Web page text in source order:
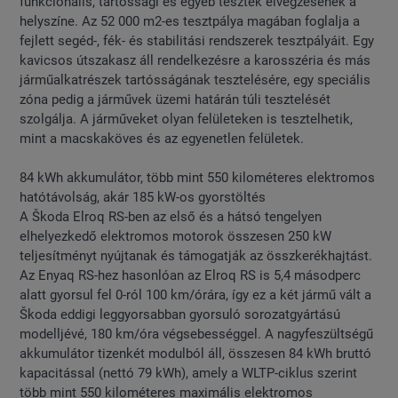
helyszíne. Az 52 000 m2-es tesztpálya magában foglalja a
fejlett segéd-, fék- és stabilitási rendszerek tesztpályáit. Egy
kavicsos útszakasz áll rendelkezésre a karosszéria és más
járműalkatrészek tartósságának tesztelésére, egy speciális
zóna pedig a járművek üzemi határán túli tesztelését
szolgálja. A járműveket olyan felületeken is tesztelhetik,
mint a macskaköves és az egyenetlen felületek.
84 kWh akkumulátor, több mint 550 kilométeres elektromos
hatótávolság, akár 185 kW-os gyorstöltés
A Škoda Elroq RS-ben az első és a hátsó tengelyen
elhelyezkedő elektromos motorok összesen 250 kW
teljesítményt nyújtanak és támogatják az összkerékhajtást.
Az Enyaq RS-hez hasonlóan az Elroq RS is 5,4 másodperc
alatt gyorsul fel 0-ról 100 km/órára, így ez a két jármű vált a
Škoda eddigi leggyorsabban gyorsuló sorozatgyártású
modelljévé, 180 km/óra végsebességgel. A nagyfeszültségű
akkumulátor tizenkét modulból áll, összesen 84 kWh bruttó
kapacitással (nettó 79 kWh), amely a WLTP-ciklus szerint
több mint 550 kilométeres maximális elektromos